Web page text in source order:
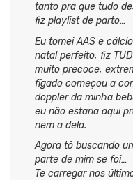
tanto pra que tudo
fiz playlist de parto…
Eu tomei AAS e
natal perfeito, fiz
muito precoce,
fígado começou a
doppler da minha
eu não estaria aqui
nem a dela.
Agora tô buscando
parte de mim se foi…
Te carregar nos